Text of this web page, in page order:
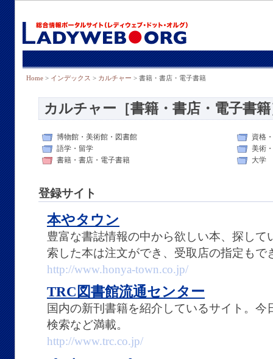
Home > インデックス > カルチャー > 書籍・書店・電子書籍
カルチャー［書籍・書店・電子書
博物館・美術館・図書館
資格
語学・留学
美術
書籍・書店・電子書籍
大学
登録サイト
本やタウン
豊富な書誌情報の中から欲しい本、探し
索した本は注文ができ、受取店の指定もで
http://www.honya-town.co.jp/
TRC図書館流通センター
国内の新刊書籍を紹介しているサイト。
検索など満載。
http://www.trc.co.jp/